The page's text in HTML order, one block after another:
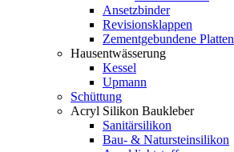
Ansetzbinder
Revisionsklappen
Zementgebundene Platten
Hausentwässerung
Kessel
Upmann
Schüttung
Acryl Silikon Baukleber
Sanitärsilikon
Bau- & Natursteinsilikon